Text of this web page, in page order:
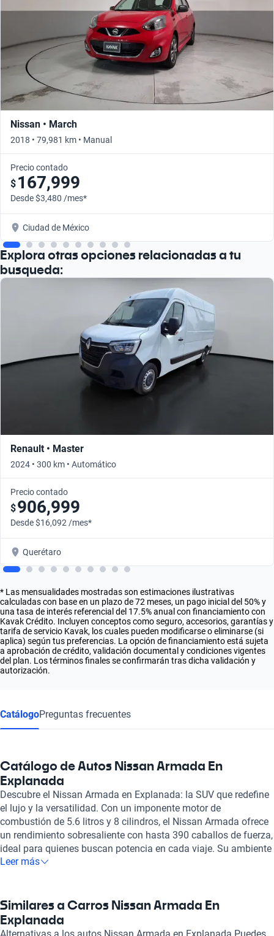
Nissan • March
2018 • 79,981 km • Manual
Precio contado
$ 167,999
Desde $3,480 /mes*
Ciudad de México
Explora otras opciones relacionadas a tu
busqueda:
Renault • Master
2024 • 300 km • Automático
Precio contado
$906,999
Desde $16,092 /mes*
Querétaro
* Las mensualidades mostradas son estimaciones ilustrativas
calculadas con base en un plazo de 72 meses, un pago inicial del 50% y
una tasa de interés referencial del 17.5% anual con financiamiento con
Kavak Crédito. Incluyen conceptos como seguro, accesorios, garantías y
tarifa de servicio Kavak, los cuales pueden modificarse o eliminarse (si
aplica) según tus preferencias. La opción de financiamiento está sujeta
a aprobación de crédito, validación documental y condiciones vigentes
del plan. Los términos finales se confirmarán tras dicha validación y
autorización.
CatálogoPreguntas frecuentes
Catálogo de Autos Nissan Armada En
Explanada
Descubre el Nissan Armada en Explanada: la SUV que redefine
el lujo y la versatilidad. Con un imponente motor de
combustión de 5.6 litros y 8 cilindros, el Nissan Armada ofrece
un rendimiento sobresaliente con hasta 390 caballos de fuerza,
ideal para quienes buscan potencia en cada viaje. Su ambiente
interior está diseñado con materiales de primera calidad,
opción perfecta para familias o grupos de amigos. Además, la
combinación de tecnología y comodidad incluye un sistema de
cámaras y sensores de estacionamiento que facilitan las
Leer más
Similares a Carros Nissan Armada En
Explanada